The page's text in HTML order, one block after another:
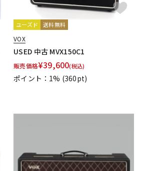
ユーズド 送料無料
VOX
USED 中古 MVX150C1
販売価格¥39,600(税込)
ポイント：1% (360pt)